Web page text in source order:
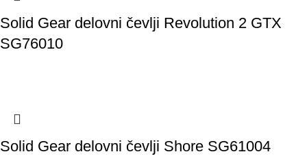
Solid Gear delovni čevlji Revolution 2 GTX
SG76010
Solid Gear delovni čevlji Shore SG61004